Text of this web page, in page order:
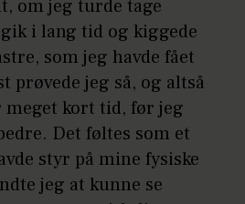
om jeg turde tage
i lang tid og kiggede
som jeg havde fået
prøvede jeg så, og altså
meget kort tid, før jeg
Det føltes som et
styr på mine fysiske
jeg at kunne se